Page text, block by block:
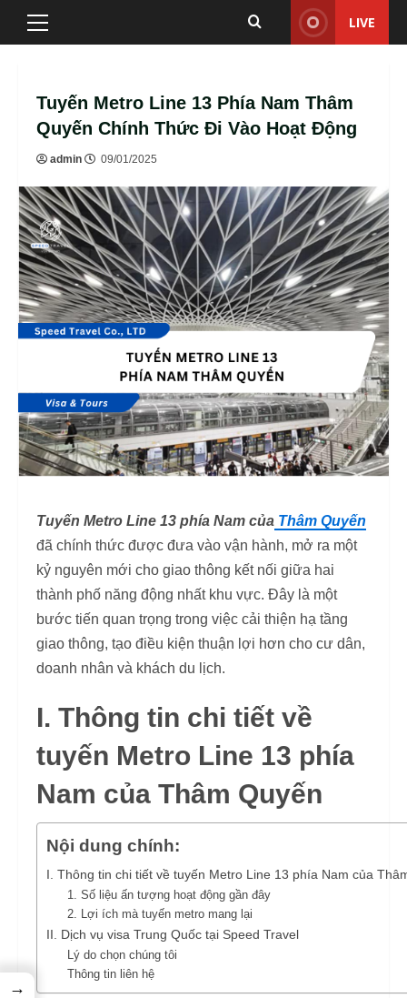
Skip
Primary
LIVE
Tuyến Metro Line 13 Phía Nam Thâm
Quyến Chính Thức Đi Vào Hoạt Động
admin 09/01/2025
Tuyến Metro Line 13 phía Nam của Thâm Quyến
đã chính thức được đưa vào vận hành, mở ra một
kỷ nguyên mới cho giao thông kết nối giữa hai
thành phố năng động nhất khu vực. Đây là một
bước tiến quan trọng trong việc cải thiện hạ tầng
giao thông, tạo điều kiện thuận lợi hơn cho cư dân,
doanh nhân và khách du lịch.
I. Thông tin chi tiết về
tuyến Metro Line 13 phía
Nam của Thâm Quyến
Nội dung chính:
I. Thông tin chi tiết về tuyến Metro Line 13 phía Nam của
1. Số liệu ấn tượng hoạt động gần đây
2. Lợi ích mà tuyến metro mang lại
II. Dịch vụ visa Trung Quốc tại Speed Travel
Lý do chọn chúng tôi
Thông tin liên hệ
→